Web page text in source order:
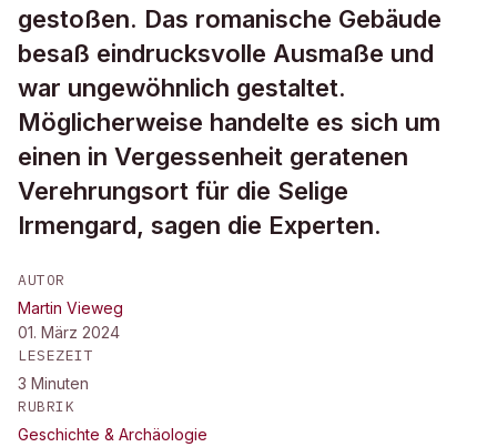
gestoßen. Das romanische Gebäude
besaß eindrucksvolle Ausmaße und
war ungewöhnlich gestaltet.
Möglicherweise handelte es sich um
einen in Vergessenheit geratenen
Verehrungsort für die Selige
Irmengard, sagen die Experten.
AUTOR
Martin Vieweg
01. März 2024
LESEZEIT
3 Minuten
RUBRIK
Geschichte & Archäologie